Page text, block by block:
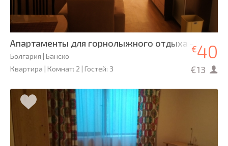
Апартаменты для горнолыжного отдыха - Йети
Болгария | Банско
Квартира | Комнат: 2 | Гостей: 3
€40
€13